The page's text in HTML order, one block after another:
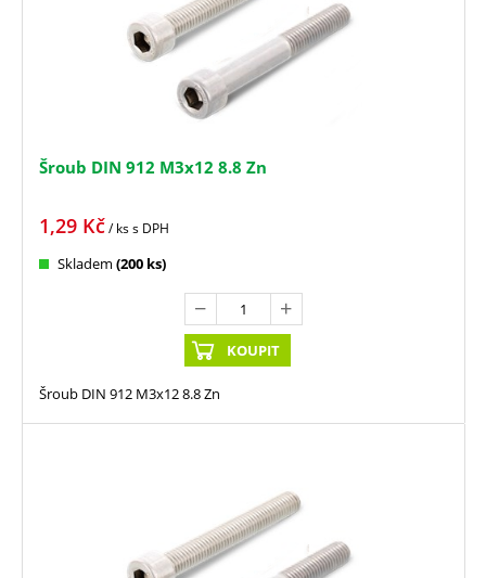
Šroub DIN 912 M3x12 8.8 Zn
1,29 Kč/ kss DPH
Skladem (200 ks)
KOUPIT
Šroub DIN 912 M3x12 8.8 Zn